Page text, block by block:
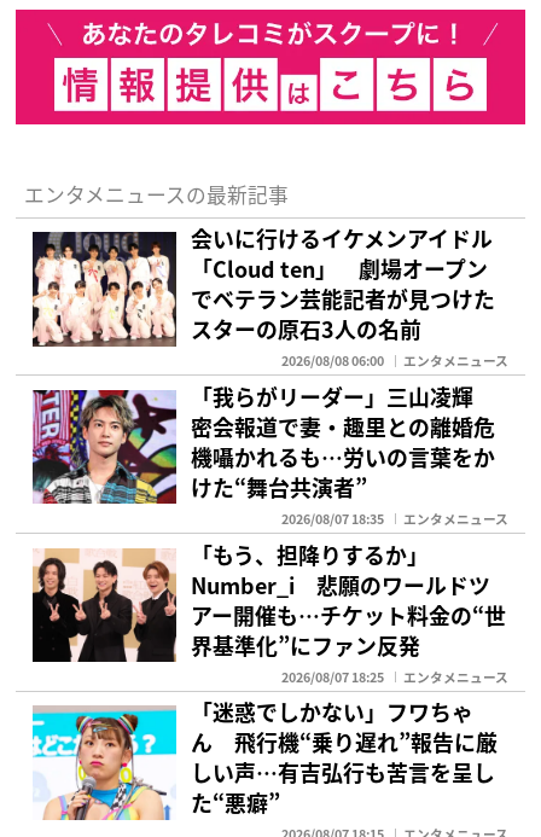
エンタメニュースの最新記事
会いに行けるイケメンアイドル
「Cloud ten」 劇場オープン
でベテラン芸能記者が見つけた
スターの原石3人の名前
2026/08/08 06:00 エンタメニュース
「我らがリーダー」三山凌輝
密会報道で妻・趣里との離婚危
機囁かれるも…労いの言葉をか
けた“舞台共演者”
2026/08/07 18:35 エンタメニュース
「もう、担降りするか」
Number_i 悲願のワールドツ
アー開催も…チケット料金の“世
界基準化”にファン反発
2026/08/07 18:25 エンタメニュース
「迷惑でしかない」フワちゃ
ん 飛行機“乗り遅れ”報告に厳
しい声…有吉弘行も苦言を呈し
た“悪癖”